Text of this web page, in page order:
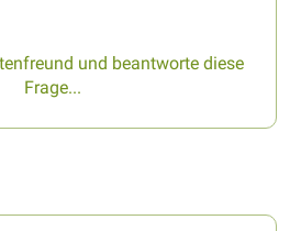
und beantworte diese
Frage...